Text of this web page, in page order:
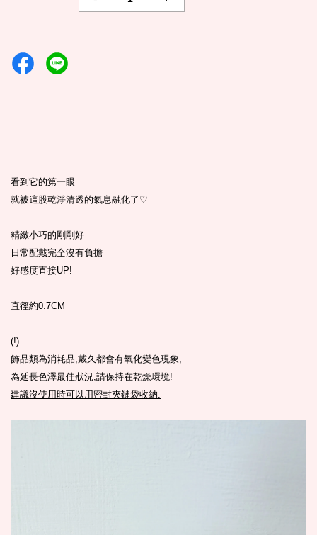
看到它的第一眼
就被這股乾淨清透的氣息融化了 ♡
精緻小巧的剛剛好
日常配戴完全沒有負擔
好感度直接UP!
直徑約0.7CM
(!)
飾品類為消耗品,戴久都會有氧化變色現象,
為延長色澤最佳狀況,請保持在乾燥環境!
建議沒使用時可以用密封夾鏈袋收納.